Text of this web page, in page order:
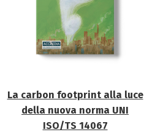
La carbon footprint alla luce
della nuova norma UNI
ISO/TS 14067